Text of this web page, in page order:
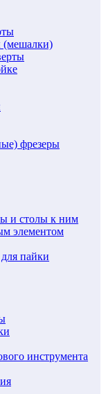
(мешалки)
фрезеры
и столы к ним
элементом
пайки
инструмента